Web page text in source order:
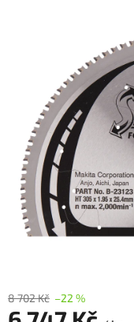
hvězdiček.
8 702 Kč –22 %